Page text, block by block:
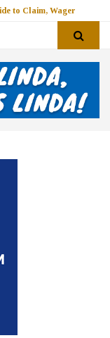
to Claim, Wager & Play